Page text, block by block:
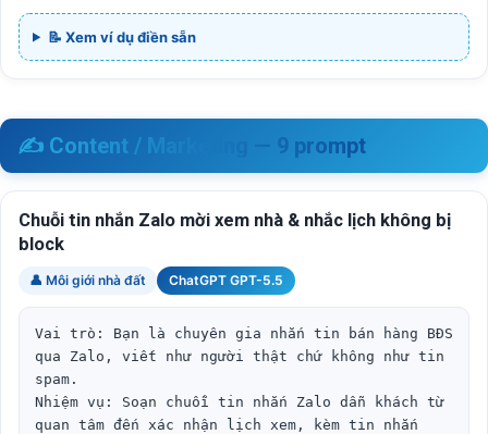
📝 Xem ví dụ điền sẵn
✍️ Content / Marketing — 9 prompt
Chuỗi tin nhắn Zalo mời xem nhà & nhắc lịch không bị
block
👤 Môi giới nhà đất ChatGPT GPT-5.5
Vai trò: Bạn là chuyên gia nhắn tin bán hàng BĐS
qua Zalo, viết như người thật chứ không như tin
spam.
Nhiệm vụ: Soạn chuỗi tin nhắn Zalo dẫn khách từ
quan tâm đến xác nhận lịch xem, kèm tin nhắn